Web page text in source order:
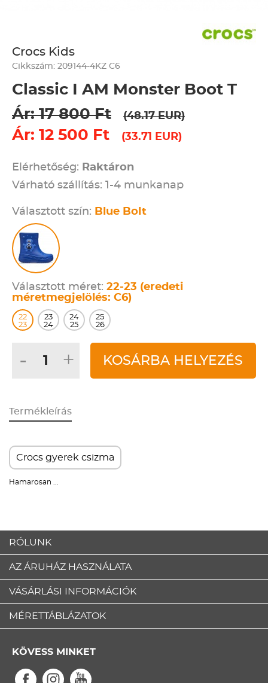
Crocs Kids
Cikkszám: 209144-4KZ C6
Classic I AM Monster Boot T
Ár: 17 800 Ft
(48.17 EUR)
Ár: 12 500 Ft (33.71 EUR)
Elérhetőség: Raktáron
Várható szállítás: 1-4 munkanap
Választott szín: Blue Bolt
Választott méret: 22-23 (eredeti
méretmegjelölés: C6)
22
23
23
24
24
25
25
26
- + KOSÁRBA HELYEZÉS
Termékleírás
Crocs gyerek csizma
Hamarosan ...
RÓLUNK
AZ ÁRUHÁZ HASZNÁLATA
VÁSÁRLÁSI INFORMÁCIÓK
MÉRETTÁBLÁZATOK
KÖVESS MINKET